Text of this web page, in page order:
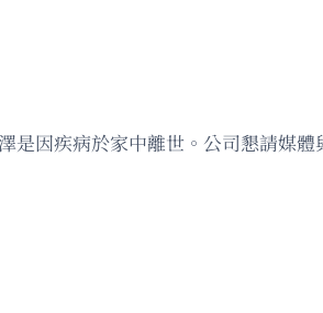
是因疾病於家中離世。公司懇請媒體